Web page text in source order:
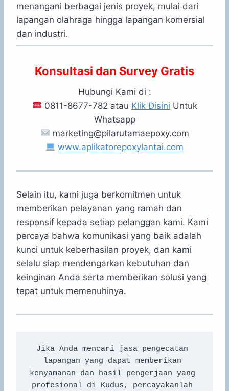
menangani berbagai jenis proyek, mulai dari
lapangan olahraga hingga lapangan komersial
dan industri.
Konsultasi dan Survey Gratis
Hubungi Kami di :
0811-8677-782 atau Klik Disini Untuk
Whatsapp
marketing@pilarutamaepoxy.com
www.aplikatorepoxylantai.com
Selain itu, kami juga berkomitmen untuk
memberikan pelayanan yang ramah dan
responsif kepada setiap pelanggan kami. Kami
percaya bahwa komunikasi yang baik adalah
kunci untuk keberhasilan proyek, dan kami
selalu siap mendengarkan kebutuhan dan
keinginan Anda serta memberikan solusi yang
tepat untuk memenuhinya.
Jika Anda mencari jasa pengecatan
lapangan yang dapat memberikan
kenyamanan dan hasil pengerjaan yang
profesional di Kudus, percayakanlah